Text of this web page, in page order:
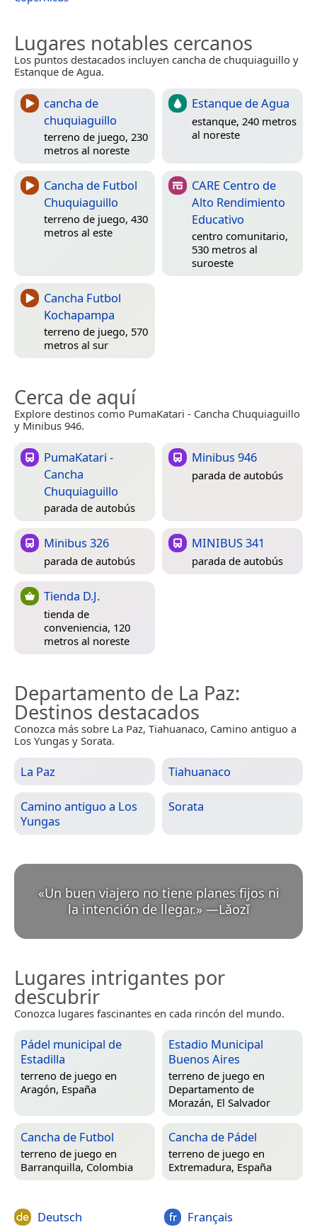
Lugares notables cercanos
Los puntos destacados incluyen cancha de chuquiaguillo y
Estanque de Agua.
cancha de
chuquiaguillo
terreno de juego, 230
metros al noreste
Estanque de Agua
estanque, 240 metros
al noreste
Cancha de Futbol
Chuquiaguillo
terreno de juego, 430
metros al este
CARE Centro de
Alto Rendimiento
Educativo
centro comunitario,
530 metros al
suroeste
Cancha Futbol
Kochapampa
terreno de juego, 570
metros al sur
Cerca de aquí
Explore destinos como PumaKatari - Cancha Chuquiaguillo
y Minibus 946.
PumaKatari -
Cancha
Chuquiaguillo
parada de autobús
Minibus 946
parada de autobús
Minibus 326
parada de autobús
MINIBUS 341
parada de autobús
Tienda D.J.
tienda de
conveniencia, 120
metros al noreste
Departamento de La Paz:
Destinos destacados
Conozca más sobre La Paz, Tiahuanaco, Camino antiguo a
Los Yungas y Sorata.
La Paz Tiahuanaco
Camino antiguo a Los
Yungas
Sorata
«Un buen viajero no tiene planes fijos ni
la intención de llegar.» —Lǎozǐ
Lugares intrigantes por
descubrir
Conozca lugares fascinantes en cada rincón del mundo.
Pádel municipal de
Estadilla
terreno de juego en
Aragón, España
Estadio Municipal
Buenos Aires
terreno de juego en
Departamento de
Morazán, El Salvador
Cancha de Futbol
terreno de juego en
Barranquilla, Colombia
Cancha de Pádel
terreno de juego en
Extremadura, España
Deutsch Français